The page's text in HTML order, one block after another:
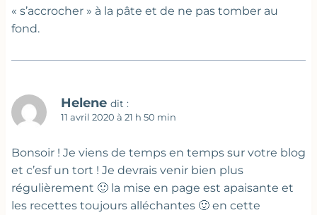
« s’accrocher » à la pâte et de ne pas tomber au
fond.
Helene dit :
11 avril 2020 à 21 h 50 min
Bonsoir ! Je viens de temps en temps sur votre blog
et c’esf un tort ! Je devrais venir bien plus
régulièrement 🙂 la mise en page est apaisante et
les recettes toujours alléchantes 🙂 en cette